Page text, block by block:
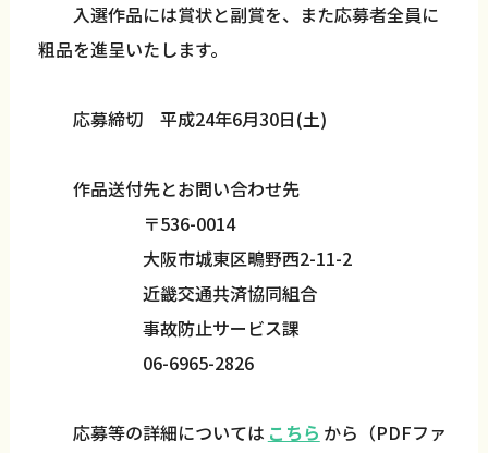
入選作品には賞状と副賞を、また応募者全員に
粗品を進呈いたします。
応募締切 平成24年6月30日(土)
作品送付先とお問い合わせ先
〒536-0014
大阪市城東区鴫野西2-11-2
近畿交通共済協同組合
事故防止サービス課
06-6965-2826
応募等の詳細については こちら から（PDFファ